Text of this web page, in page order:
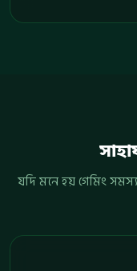
যদি মনে হয় গেমিং